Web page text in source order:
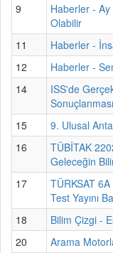
9
Haberler -
Olabilir
11
Haberler -
12
Haberler -
14
ISS'de
15
9. Ulusal
16
TÜBİTAK
Geleceğin
17
TÜRKSAT
Test Yayını
18
Bilim Çizgi -
20
Arama